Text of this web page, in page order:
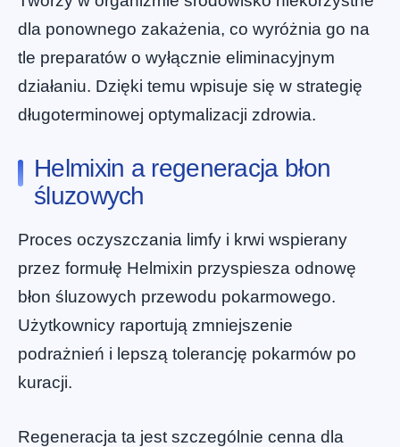
dla ponownego zakażenia, co wyróżnia go na
tle preparatów o wyłącznie eliminacyjnym
działaniu. Dzięki temu wpisuje się w strategię
długoterminowej optymalizacji zdrowia.
Helmixin a regeneracja błon
śluzowych
Proces oczyszczania limfy i krwi wspierany
przez formułę Helmixin przyspiesza odnowę
błon śluzowych przewodu pokarmowego.
Użytkownicy raportują zmniejszenie
podrażnień i lepszą tolerancję pokarmów po
kuracji.
Regeneracja ta jest szczególnie cenna dla